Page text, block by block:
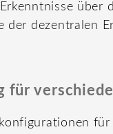
über
dezentralen
für